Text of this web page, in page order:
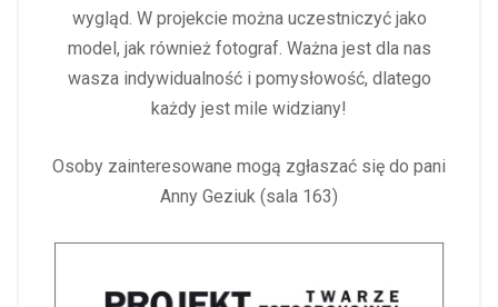
wygląd. W projekcie można uczestniczyć jako
model, jak również fotograf. Ważna jest dla nas
wasza indywidualność i pomysłowość, dlatego
każdy jest mile widziany!
Osoby zainteresowane mogą zgłaszać się do pani
Anny Geziuk (sala 163)